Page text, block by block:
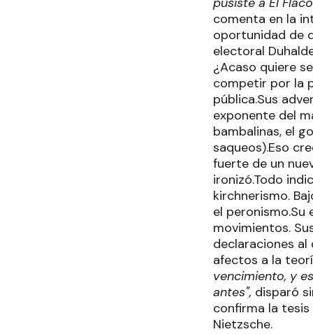
comenta en la
oportunidad de
electoral
¿Acaso quiere
competir por la
pública.Sus
exponente del
bambalinas, el
saqueos).Eso
fuerte de un
ironizó.Todo
kirchnerismo.
el
movimientos.
declaraciones
afectos a la
vencimiento, y
antes", disparó
confirma la
Nietzsche.